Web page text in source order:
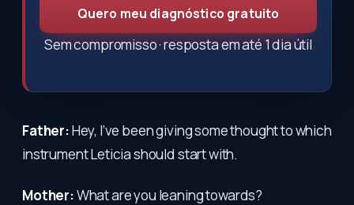
Quero meu diagnóstico gratuito
Sem compromisso · resposta em até 1 dia útil
Father:Hey, I’ve been giving some thought to which
instrument Leticia should start with.
Mother:What are you leaning towards?